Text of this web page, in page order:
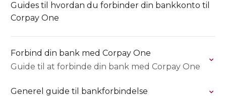
Guides til hvordan du forbinder din bankkonto til
Corpay One
Forbind din bank med Corpay One
Guide til at forbinde din bank med Corpay One
Generel guide til bankforbindelse